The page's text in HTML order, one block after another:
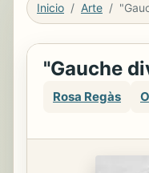
Inicio Arte
"Gauche
Rosa Regàs